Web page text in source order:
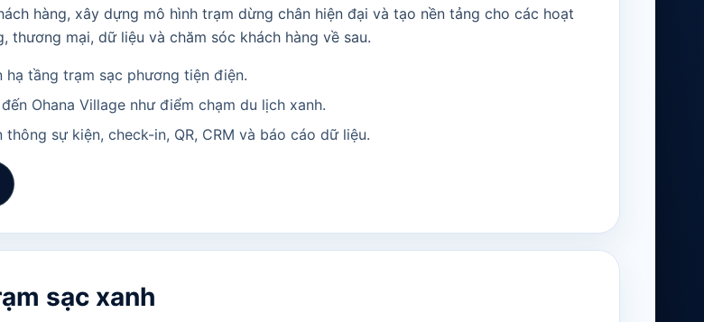
hàng, xây dựng mô hình trạm dừng chân hiện đại và tạo nền tảng cho các hoạt
thương mại, dữ liệu và chăm sóc khách hàng về sau.
tầng trạm sạc phương tiện điện.
Ohana Village như điểm chạm du lịch xanh.
sự kiện, check-in, QR, CRM và báo cáo dữ liệu.
sạc xanh